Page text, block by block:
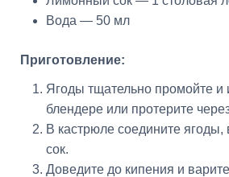
Вода — 50 мл
Приготовление:
Ягоды тщательно промойте и
блендере или протерите
В кастрюле соедините
сок.
Доведите до кипения и